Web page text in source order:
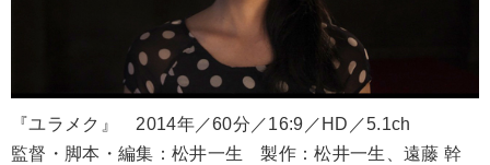
『ユラメク』 2014年／60分／16:9／HD／5.1ch
監督・脚本・編集：松井一生 製作：松井一生、遠藤 幹